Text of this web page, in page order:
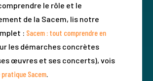
le rôle et le
de la Sacem, lis notre
: Sacem : tout comprendre en
les démarches concrètes
œuvres et ses concerts), vois
pratique Sacem.